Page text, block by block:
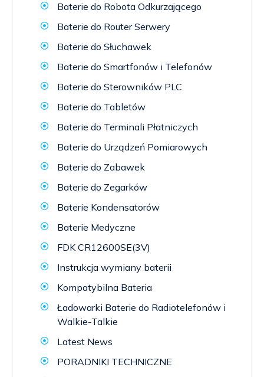
Baterie do Robota Odkurzającego
Baterie do Router Serwery
Baterie do Słuchawek
Baterie do Smartfonów i Telefonów
Baterie do Sterowników PLC
Baterie do Tabletów
Baterie do Terminali Płatniczych
Baterie do Urządzeń Pomiarowych
Baterie do Zabawek
Baterie do Zegarków
Baterie Kondensatorów
Baterie Medyczne
FDK CR12600SE(3V)
Instrukcja wymiany baterii
Kompatybilna Bateria
Ładowarki Baterie do Radiotelefonów i
Walkie-Talkie
Latest News
PORADNIKI TECHNICZNE